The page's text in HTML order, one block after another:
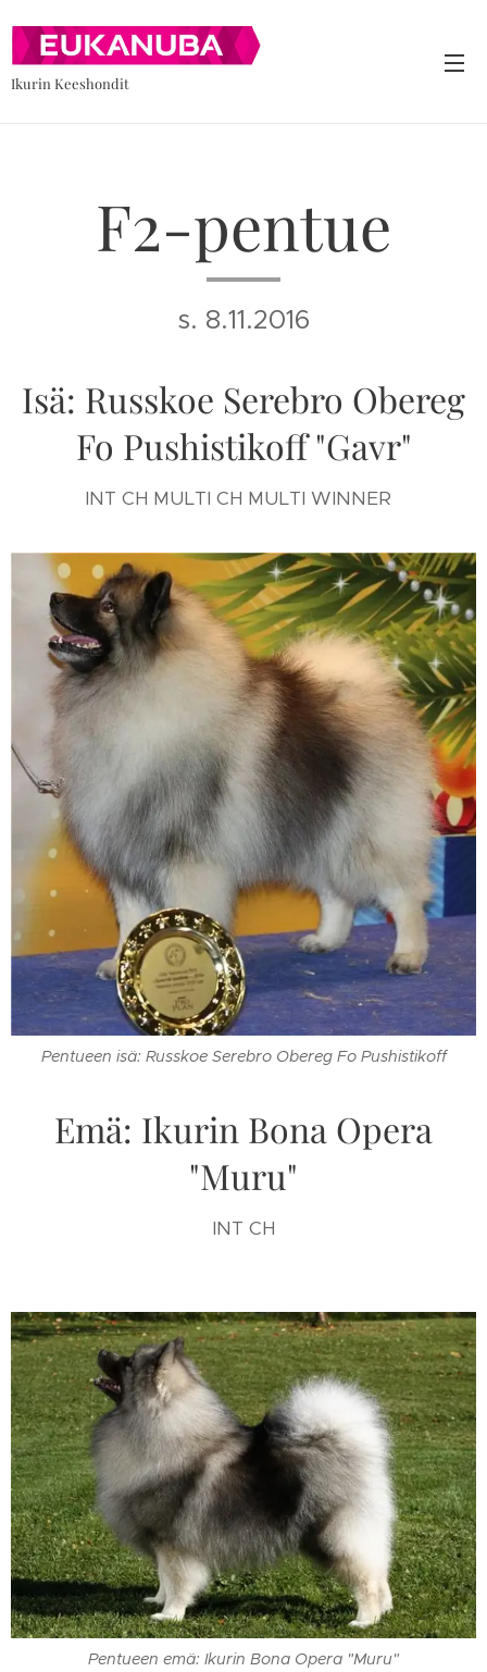
Ikurin Keeshondit
F2-pentue
s. 8.11.2016
Isä: Russkoe Serebro Obereg
Fo Pushistikoff "Gavr"
INT CH MULTI CH MULTI WINNER
Pentueen isä: Russkoe Serebro Obereg Fo Pushistikoff
Emä: Ikurin Bona Opera
"Muru"
INT CH
Pentueen emä: Ikurin Bona Opera "Muru"